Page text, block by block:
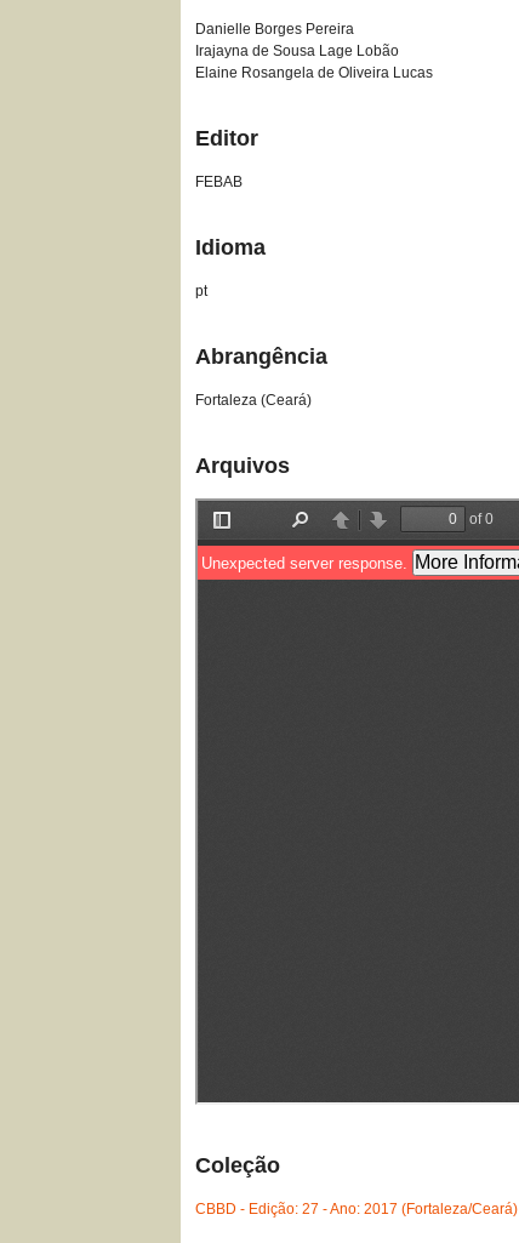
Danielle Borges Pereira
Irajayna de Sousa Lage Lobão
Elaine Rosangela de Oliveira Lucas
Editor
FEBAB
Idioma
pt
Abrangência
Fortaleza (Ceará)
Arquivos
Coleção
CBBD - Edição: 27 - Ano: 2017 (Fortaleza/Ceará)